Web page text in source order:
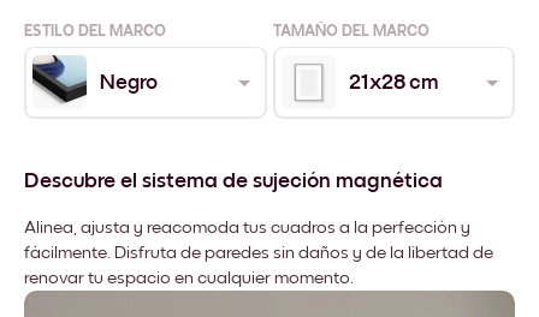
ESTILO DEL MARCO TAMAÑO DEL MARCO
Negro 21x28 cm
Descubre el sistema de sujeción magnética
Alinea, ajusta y reacomoda tus cuadros a la perfección y
fácilmente. Disfruta de paredes sin daños y de la libertad de
renovar tu espacio en cualquier momento.